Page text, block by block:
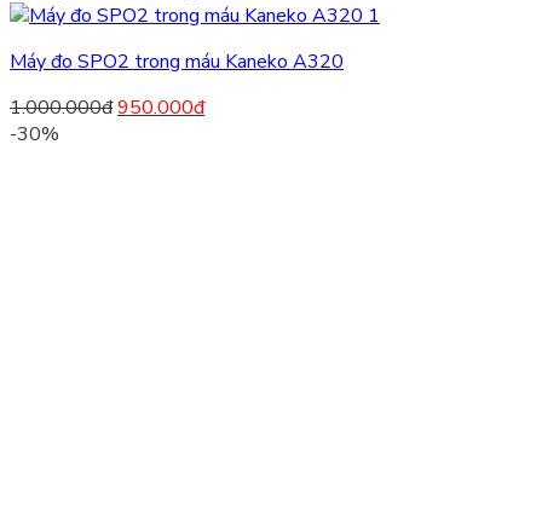
Máy đo SPO2 trong máu Kaneko A320
1.000.000đ950.000đ
-30%